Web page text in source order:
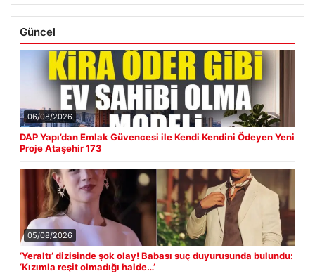
Güncel
06/08/2026
DAP Yapı’dan Emlak Güvencesi ile Kendi Kendini Ödeyen Yeni
Proje Ataşehir 173
05/08/2026
‘Yeraltı’ dizisinde şok olay! Babası suç duyurusunda bulundu:
‘Kızımla reşit olmadığı halde…’